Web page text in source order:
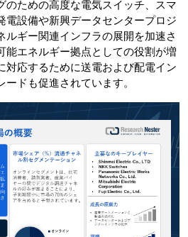
のための高度な電気スイッチ、スマ
電設備や新興データセンタープロジ
ルギー関連インフラの展開を加速さ
能エネルギー拠点としての役割が増
対応するために送電および配電イン
ドも促進されています。